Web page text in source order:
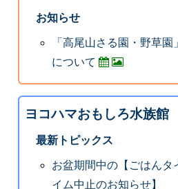
お知らせ
「高尾山さる園・野草
について
ヨコハマおもしろ水族館
最新トピックス
お盆期間中の【ごはんタ
イム中止のお知らせ】